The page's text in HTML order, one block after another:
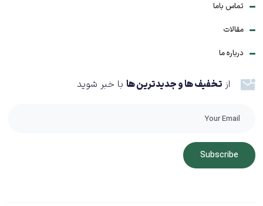
تماس باما
مقالات
درباره ما
از تخفیف ها و جدیدترین ها با خبر شوید
Subscribe